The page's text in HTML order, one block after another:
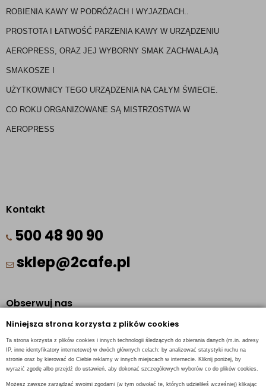
Niniejsza strona korzysta z plików cookies
Ta strona korzysta z plików cookies i innych technologii śledzących do zbierania danych (m.in. adresy
IP, inne identyfikatory internetowe) w dwóch głównych celach: by analizować statystyki ruchu na
stronie oraz by kierować do Ciebie reklamy w innych miejscach w internecie. Kliknij poniżej, by
wyrazić zgodę albo przejdź do ustawień, aby dokonać szczegółowych wyborów co do plików cookies.
Możesz zawsze zarządzać swoimi zgodami (w tym odwołać te, których udzieliłeś wcześniej) klikając
ROBIENIA KAWY W PODRÓŻACH I WYJAZDACH..
PROSTOTA I ŁATWOŚĆ PARZENIA KAWY W URZĄDZENIU
AEROPRESS, ORAZ JEJ WYBORNY SMAK ZACHWALAJĄ
SMAKOSZE I
UŻYTKOWNICY TEGO URZĄDZENIA NA CAŁYM ŚWIECIE.
CO ROKU ORGANIZOWANE SĄ MISTRZOSTWA W
AEROPRESS
Kontakt
500 48 90 90
sklep@2cafe.pl
Obserwuj nas
Facebook
Pinterest
Instagram